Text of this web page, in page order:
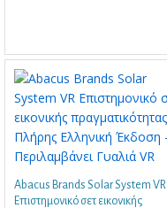
Abacus Brands Solar System VR
Επιστημονικό σετ εικονικής